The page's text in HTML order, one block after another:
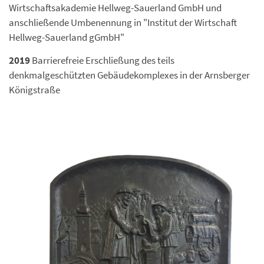
Wirtschaftsakademie Hellweg-Sauerland GmbH und
anschließende Umbenennung in "Institut der Wirtschaft
Hellweg-Sauerland gGmbH"
2019Barrierefreie Erschließung des teils
denkmalgeschützten Gebäudekomplexes in der Arnsberger
Königstraße